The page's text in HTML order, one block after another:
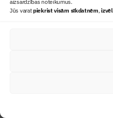
aizsardzības noteikumus.
Jūs varatpiekrist visām sīkdatnēm,